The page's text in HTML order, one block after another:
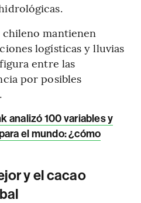
mantienen
logísticas y lluvias
entre las
por posibles
analizó 100 variables y
el mundo: ¿cómo
y el cacao